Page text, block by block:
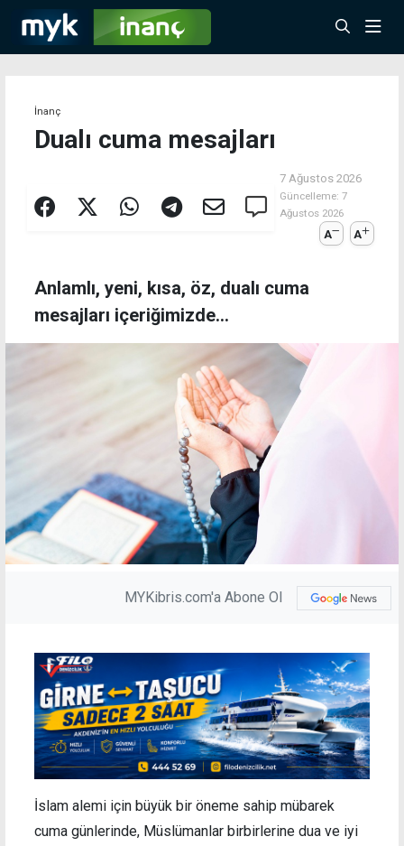
İnanç
Dualı cuma mesajları
7 Ağustos 2026
Güncelleme:7
Ağustos 2026
A A
Anlamlı, yeni, kısa, öz, dualı cuma
mesajları içeriğimizde...
MYKibris.com'a Abone Ol
İslam alemi için büyük bir öneme sahip mübarek
cuma günlerinde, Müslümanlar birbirlerine dua ve iyi